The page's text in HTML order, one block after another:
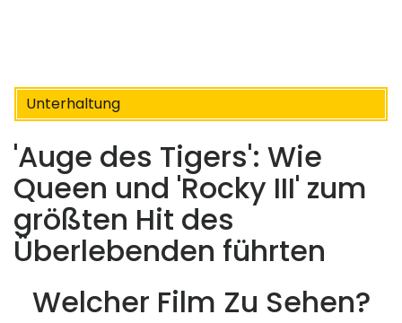
Unterhaltung
'Auge des Tigers': Wie
Queen und 'Rocky III' zum
größten Hit des
Überlebenden führten
Welcher Film Zu Sehen?